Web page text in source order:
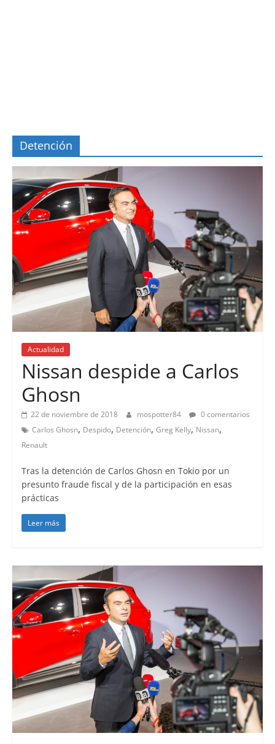
Detención
Actualidad
Nissan despide a Carlos
Ghosn
22 de noviembre de 2018 mospotter84
0 comentarios
Carlos Ghosn, Despido, Detención, Greg Kelly, Nissan,
Renault
Tras la detención de Carlos Ghosn en Tokio por un
presunto fraude fiscal y de la participación en esas
prácticas
Leer más